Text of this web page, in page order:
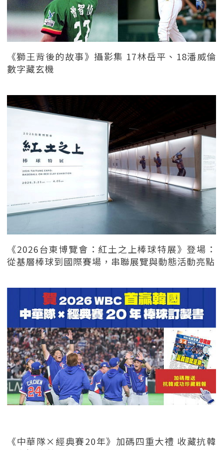
《獅王背後的故事》攝影集 17林岳平、18潘威倫
數字藏玄機
《2026台東博覽會：紅土之上棒球特展》登場：
從基層棒球到國際賽場，串聯展覽與動態活動亮點
《中華隊×經典賽20年》加碼四重大禮 收藏抗韓